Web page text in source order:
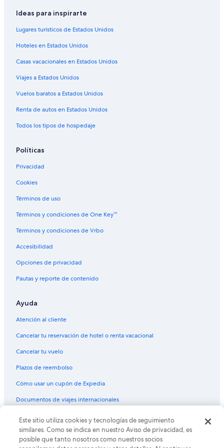
Hoteles 4 estrellas en Frostproof
Casas vacacionales en Babson Park
Moteles en Babson Park
Ideas para inspirarte
Lugares turísticos de Estados Unidos
Hoteles en Estados Unidos
Casas vacacionales en Estados Unidos
Viajes a Estados Unidos
Vuelos baratos a Estados Unidos
Renta de autos en Estados Unidos
Todos los tipos de hospedaje
Políticas
Privacidad
Cookies
Términos de uso
Términos y condiciones de One Key™
Términos y condiciones de Vrbo
Accesibilidad
Opciones de privacidad
Pautas y reporte de contenido
Ayuda
Atención al cliente
Cancelar tu reservación de hotel o renta vacacional
Cancelar tu vuelo
Plazos de reembolso
Cómo usar un cupón de Expedia
Documentos de viajes internacionales
© 2026 Expedia, Inc., una empresa de Expedia Group. Todos los
derechos reservados. Expedia y el logo de Expedia son marcas
registradas o marcas comerciales de Expedia, Inc. CST# 2029030-50.
Este sitio utiliza cookies y tecnologías de seguimiento
similares. Como se indica en nuestro Aviso de privacidad, es
posible que tanto nosotros como nuestros socios